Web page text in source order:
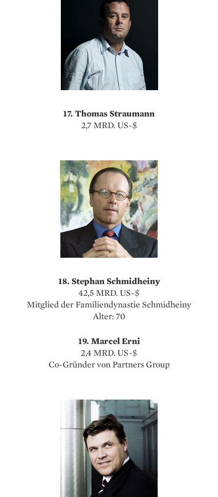
17. Thomas Straumann
2,7 MRD. US-$
18. Stephan Schmidheiny
42,5 MRD. US-$
Mitglied der Familiendynastie Schmidheiny
Alter: 70
19. Marcel Erni
2,4 MRD. US-$
Co-Gründer von Partners Group